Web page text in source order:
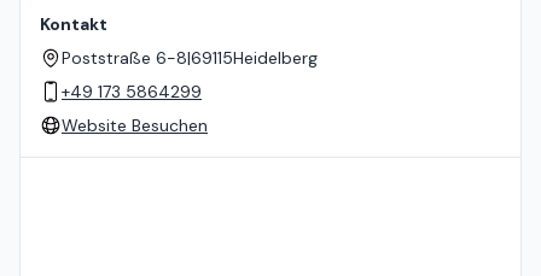
Kontakt
Poststraße 6-8|69115Heidelberg
+49 173 5864299
Website Besuchen